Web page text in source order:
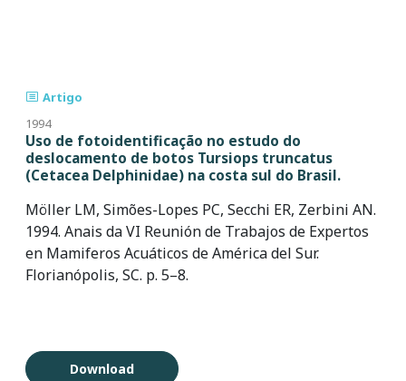
Artigo
1994
Uso de fotoidentificação no estudo do
deslocamento de botos Tursiops truncatus
(Cetacea Delphinidae) na costa sul do Brasil.
Möller LM, Simões-Lopes PC, Secchi ER, Zerbini AN.
1994. Anais da VI Reunión de Trabajos de Expertos
en Mamiferos Acuáticos de América del Sur.
Florianópolis, SC. p. 5–8.
Download